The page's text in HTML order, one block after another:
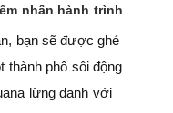
nhấn hành trình
bạn sẽ được ghé
thành phố sôi động
lừng danh với